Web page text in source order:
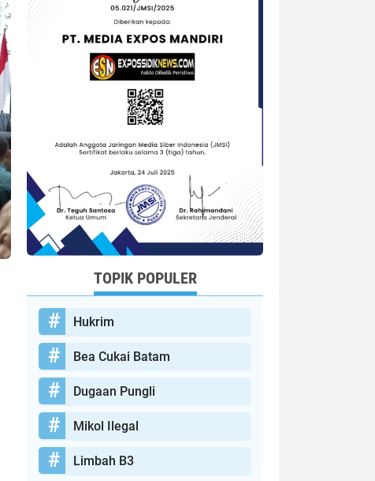
TOPIK POPULER
Hukrim
Bea Cukai Batam
Dugaan Pungli
Mikol Ilegal
Limbah B3